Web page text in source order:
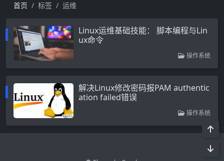
首页 标签 运维
Linux运维基础技能： 脚本编程与Lin
ux命令
操作系统
解决Linux修改密码报PAM authentic
ation failed错误
操作系统